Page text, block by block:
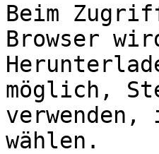
Beim
Browser
möglich,
verwenden,
wählen.